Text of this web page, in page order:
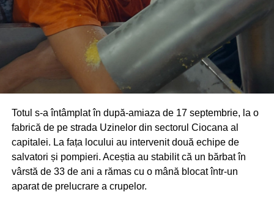
Totul s-a întâmplat în după-amiaza de 17 septembrie, la o
fabrică de pe strada Uzinelor din sectorul Ciocana al
capitalei. La fața locului au intervenit două echipe de
salvatori și pompieri. Aceștia au stabilit că un bărbat în
vârstă de 33 de ani a rămas cu o mână blocat într-un
aparat de prelucrare a crupelor.